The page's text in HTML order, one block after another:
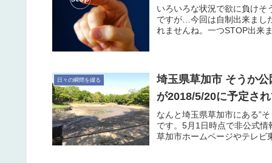
いろいろな状況で欲に負けそ
ですが…今回は自制出来まし
れませんね。一つSTOP出来
日々の瞬間を綴る
埼玉県草加市 そうか
が2018/5/20に予定さ
なんと埼玉県草加市にある”
です。5月1日時点で非公式
草加市ホームページやテレビ